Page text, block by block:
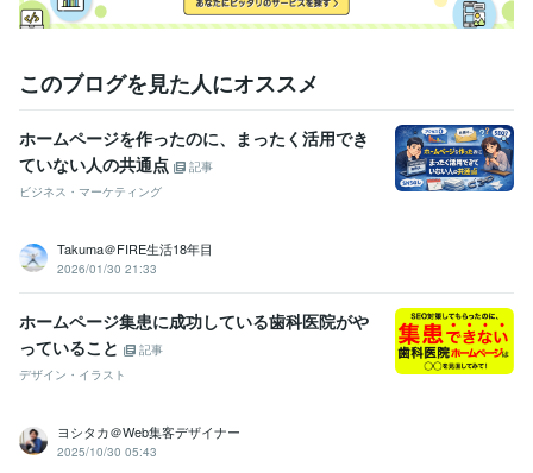
このブログを見た人にオススメ
ホームページを作ったのに、まったく活用でき
ていない人の共通点
記事
ビジネス・マーケティング
Takuma＠FIRE生活18年目
2026/01/30 21:33
ホームページ集患に成功している歯科医院がや
っていること
記事
デザイン・イラスト
ヨシタカ＠Web集客デザイナー
2025/10/30 05:43